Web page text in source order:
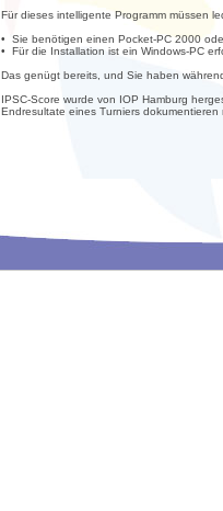
Für dieses intelligente Programm müssen
• Sie benötigen einen Pocket-PC 2000
• Für die Installation ist ein Windows-PC
Das genügt bereits, und Sie haben
IPSC-Score wurde von IOP Hamburg
Endresultate eines Turniers